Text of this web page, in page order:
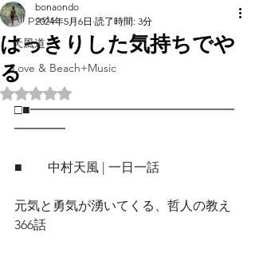
All posts
天風道
Love & Beach+Music
はっきりした気持ちでや
る
bonaondo
2024年5月6日 読了時間: 3分
5つ星のうちNaNと評価されています。
□■━━━━━━━━━━━━━━━━
━━━━
■　　中村天風 | 一日一話
元気と勇気が湧いてくる、哲人の教え
366話